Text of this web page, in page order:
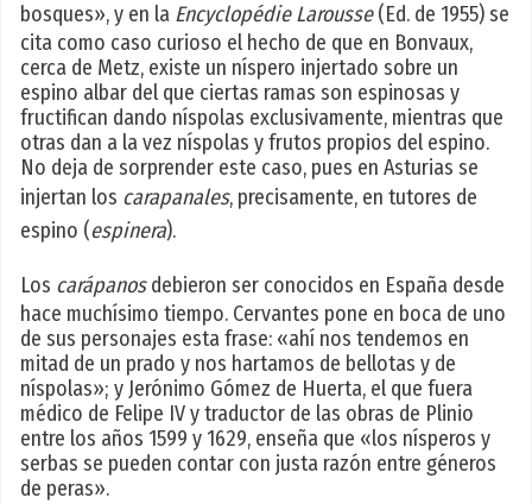
bosques», y en la Encyclopédie Larousse(Ed. de 1955) se
cita como caso curioso el hecho de que en Bonvaux,
cerca de Metz, existe un níspero injertado sobre un
espino albar del que ciertas ramas son espinosas y
fructifican dando níspolas exclusivamente, mientras que
otras dan a la vez níspolas y frutos propios del espino.
No deja de sorprender este caso, pues en Asturias se
injertan los carapanales, precisamente, en tutores de
espino (espinera).
Los carápanosdebieron ser conocidos en España desde
hace muchísimo tiempo. Cervantes pone en boca de uno
de sus personajes esta frase: «ahí nos tendemos en
mitad de un prado y nos hartamos de bellotas y de
níspolas»; y Jerónimo Gómez de Huerta, el que fuera
médico de Felipe IV y traductor de las obras de Plinio
entre los años 1599 y 1629, enseña que «los nísperos y
serbas se pueden contar con justa razón entre géneros
de peras».